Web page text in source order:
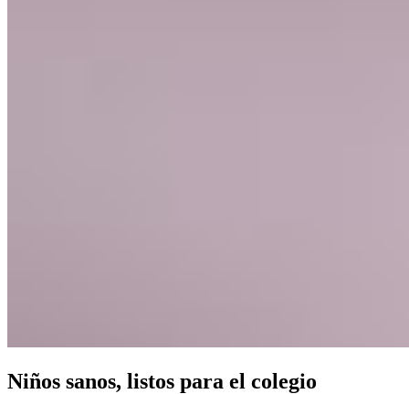
Niños sanos, listos para el colegio